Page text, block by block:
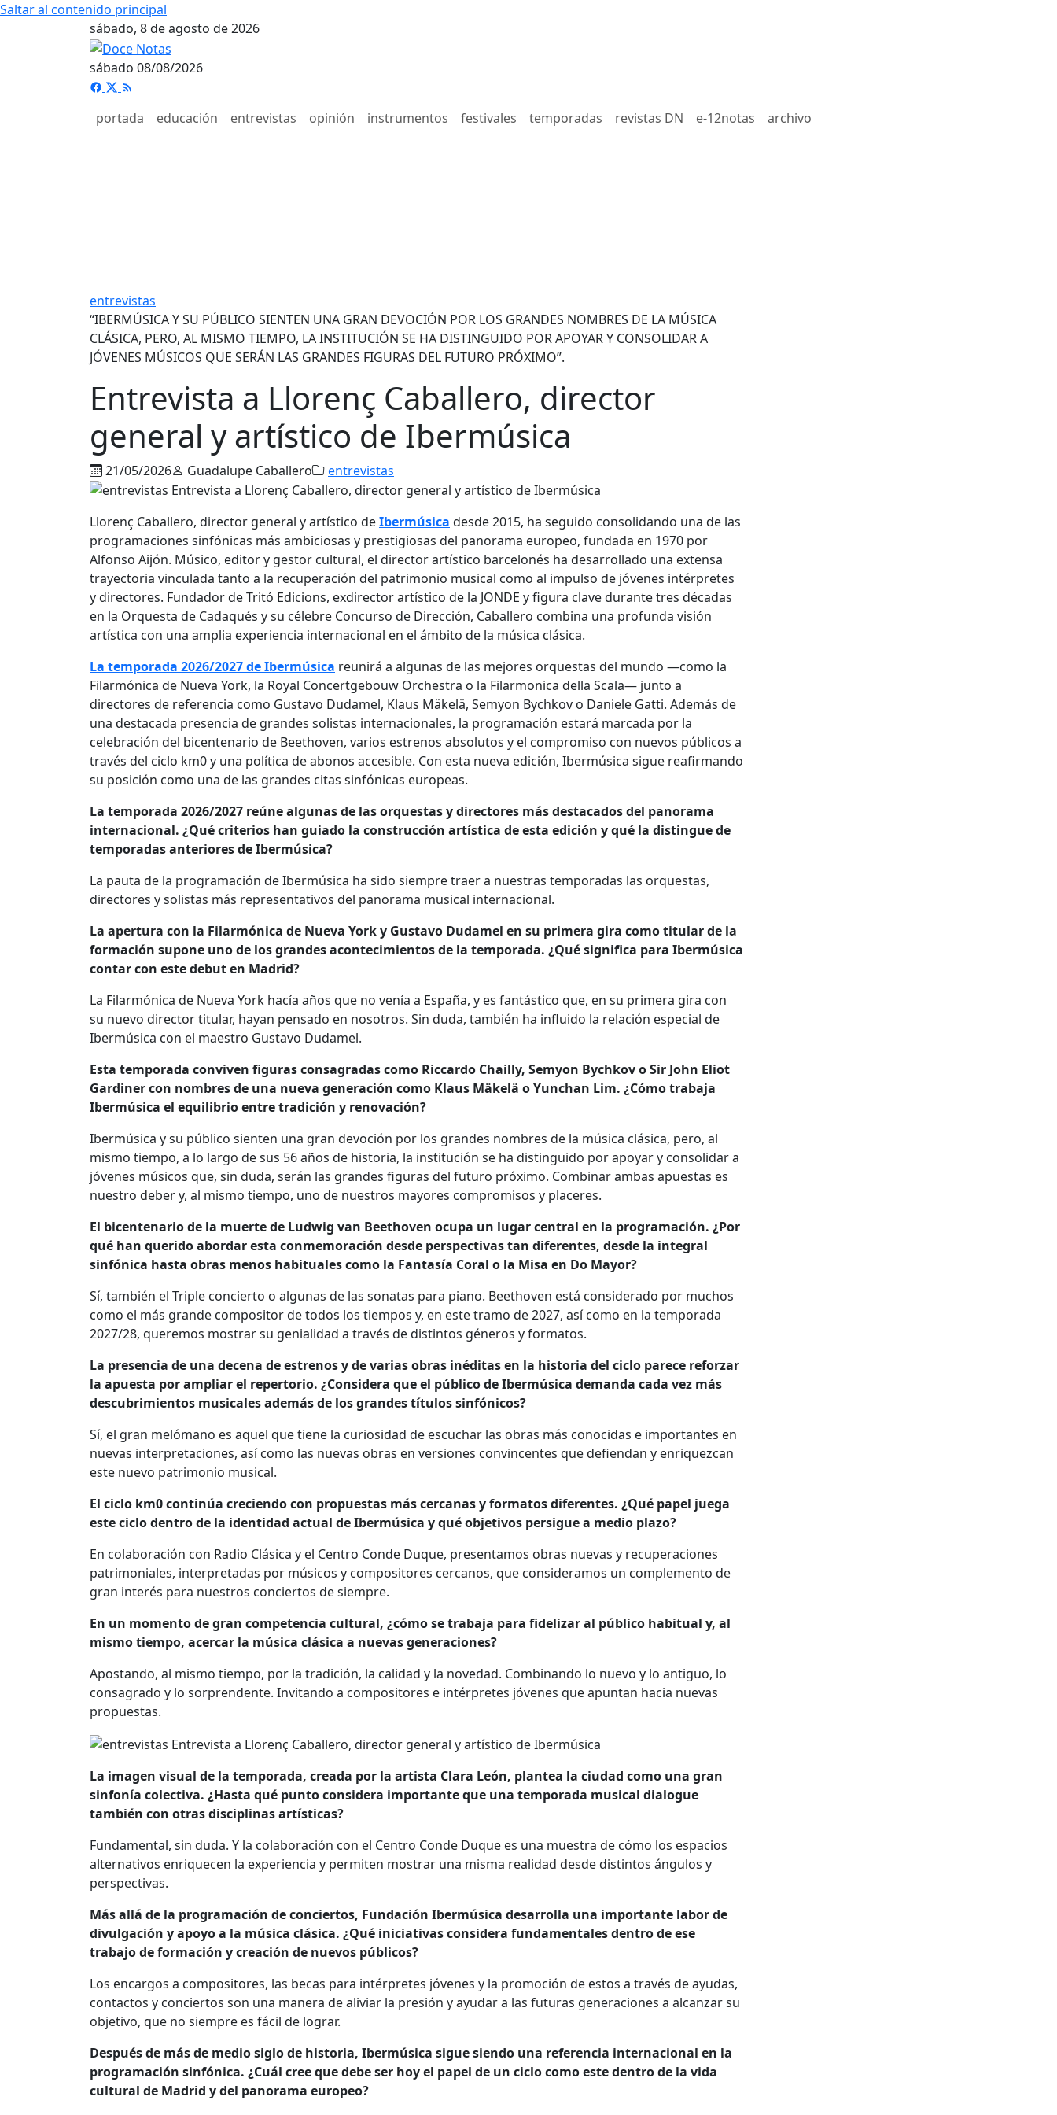
Saltar al contenido principal
sábado, 8 de agosto de 2026
sábado 08/08/2026
portada educación entrevistas opinión instrumentos festivales temporadas revistas DN e-12notas archivo
entrevistas
“IBERMÚSICA Y SU PÚBLICO SIENTEN UNA GRAN DEVOCIÓN POR LOS GRANDES NOMBRES DE LA MÚSICA
CLÁSICA, PERO, AL MISMO TIEMPO, LA INSTITUCIÓN SE HA DISTINGUIDO POR APOYAR Y CONSOLIDAR A
JÓVENES MÚSICOS QUE SERÁN LAS GRANDES FIGURAS DEL FUTURO PRÓXIMO”.
Entrevista a Llorenç Caballero, director
general y artístico de Ibermúsica
21/05/2026 Guadalupe Caballero entrevistas
Llorenç Caballero, director general y artístico deIbermúsica desde 2015, ha seguido consolidando una de las
programaciones sinfónicas más ambiciosas y prestigiosas del panorama europeo, fundada en 1970 por
Alfonso Aijón. Músico, editor y gestor cultural, el director artístico barcelonés ha desarrollado una extensa
trayectoria vinculada tanto a la recuperación del patrimonio musical como al impulso de jóvenes intérpretes
y directores. Fundador de Tritó Edicions, exdirector artístico de la JONDE y figura clave durante tres décadas
en la Orquesta de Cadaqués y su célebre Concurso de Dirección, Caballero combina una profunda visión
artística con una amplia experiencia internacional en el ámbito de la música clásica.
La temporada 2026/2027 de Ibermúsica reunirá a algunas de las mejores orquestas del mundo —como la
Filarmónica de Nueva York, la Royal Concertgebouw Orchestra o la Filarmonica della Scala— junto a
directores de referencia como Gustavo Dudamel, Klaus Mäkelä, Semyon Bychkov o Daniele Gatti. Además de
una destacada presencia de grandes solistas internacionales, la programación estará marcada por la
celebración del bicentenario de Beethoven, varios estrenos absolutos y el compromiso con nuevos públicos a
través del ciclo km0 y una política de abonos accesible. Con esta nueva edición, Ibermúsica sigue reafirmando
su posición como una de las grandes citas sinfónicas europeas.
La temporada 2026/2027 reúne algunas de las orquestas y directores más destacados del panorama
internacional. ¿Qué criterios han guiado la construcción artística de esta edición y qué la distingue de
temporadas anteriores de Ibermúsica?
La pauta de la programación de Ibermúsica ha sido siempre traer a nuestras temporadas las orquestas,
directores y solistas más representativos del panorama musical internacional.
La apertura con la Filarmónica de Nueva York y Gustavo Dudamel en su primera gira como titular de la
formación supone uno de los grandes acontecimientos de la temporada. ¿Qué significa para Ibermúsica
contar con este debut en Madrid?
La Filarmónica de Nueva York hacía años que no venía a España, y es fantástico que, en su primera gira con
su nuevo director titular, hayan pensado en nosotros. Sin duda, también ha influido la relación especial de
Ibermúsica con el maestro Gustavo Dudamel.
Esta temporada conviven figuras consagradas como Riccardo Chailly, Semyon Bychkov o Sir John Eliot
Gardiner con nombres de una nueva generación como Klaus Mäkelä o Yunchan Lim. ¿Cómo trabaja
Ibermúsica el equilibrio entre tradición y renovación?
Ibermúsica y su público sienten una gran devoción por los grandes nombres de la música clásica, pero, al
mismo tiempo, a lo largo de sus 56 años de historia, la institución se ha distinguido por apoyar y consolidar a
jóvenes músicos que, sin duda, serán las grandes figuras del futuro próximo. Combinar ambas apuestas es
nuestro deber y, al mismo tiempo, uno de nuestros mayores compromisos y placeres.
El bicentenario de la muerte de Ludwig van Beethoven ocupa un lugar central en la programación. ¿Por
qué han querido abordar esta conmemoración desde perspectivas tan diferentes, desde la integral
sinfónica hasta obras menos habituales como la Fantasía Coral o la Misa en Do Mayor?
Sí, también el Triple concierto o algunas de las sonatas para piano. Beethoven está considerado por muchos
como el más grande compositor de todos los tiempos y, en este tramo de 2027, así como en la temporada
2027/28, queremos mostrar su genialidad a través de distintos géneros y formatos.
La presencia de una decena de estrenos y de varias obras inéditas en la historia del ciclo parece reforzar
la apuesta por ampliar el repertorio. ¿Considera que el público de Ibermúsica demanda cada vez más
descubrimientos musicales además de los grandes títulos sinfónicos?
Sí, el gran melómano es aquel que tiene la curiosidad de escuchar las obras más conocidas e importantes en
nuevas interpretaciones, así como las nuevas obras en versiones convincentes que defiendan y enriquezcan
este nuevo patrimonio musical.
El ciclo km0 continúa creciendo con propuestas más cercanas y formatos diferentes. ¿Qué papel juega
este ciclo dentro de la identidad actual de Ibermúsica y qué objetivos persigue a medio plazo?
En colaboración con Radio Clásica y el Centro Conde Duque, presentamos obras nuevas y recuperaciones
patrimoniales, interpretadas por músicos y compositores cercanos, que consideramos un complemento de
gran interés para nuestros conciertos de siempre.
En un momento de gran competencia cultural, ¿cómo se trabaja para fidelizar al público habitual y, al
mismo tiempo, acercar la música clásica a nuevas generaciones?
Apostando, al mismo tiempo, por la tradición, la calidad y la novedad. Combinando lo nuevo y lo antiguo, lo
consagrado y lo sorprendente. Invitando a compositores e intérpretes jóvenes que apuntan hacia nuevas
propuestas.
La imagen visual de la temporada, creada por la artista Clara León, plantea la ciudad como una gran
sinfonía colectiva. ¿Hasta qué punto considera importante que una temporada musical dialogue
también con otras disciplinas artísticas?
Fundamental, sin duda. Y la colaboración con el Centro Conde Duque es una muestra de cómo los espacios
alternativos enriquecen la experiencia y permiten mostrar una misma realidad desde distintos ángulos y
perspectivas.
Más allá de la programación de conciertos, Fundación Ibermúsica desarrolla una importante labor de
divulgación y apoyo a la música clásica. ¿Qué iniciativas considera fundamentales dentro de ese
trabajo de formación y creación de nuevos públicos?
Los encargos a compositores, las becas para intérpretes jóvenes y la promoción de estos a través de ayudas,
contactos y conciertos son una manera de aliviar la presión y ayudar a las futuras generaciones a alcanzar su
objetivo, que no siempre es fácil de lograr.
Después de más de medio siglo de historia, Ibermúsica sigue siendo una referencia internacional en la
programación sinfónica. ¿Cuál cree que debe ser hoy el papel de un ciclo como este dentro de la vida
cultural de Madrid y del panorama europeo?